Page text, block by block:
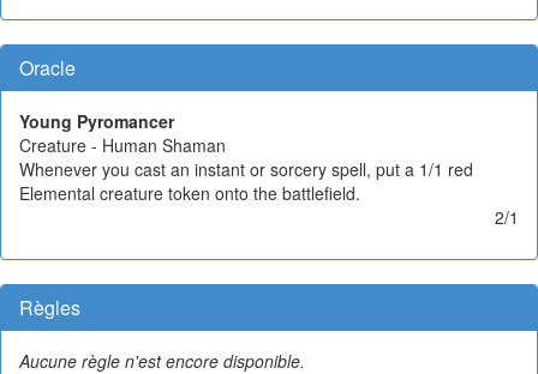
Oracle
Young Pyromancer
Creature - Human Shaman
Whenever you cast an instant or sorcery spell, put a 1/1 red
Elemental creature token onto the battlefield.
2/1
Règles
Aucune règle n'est encore disponible.